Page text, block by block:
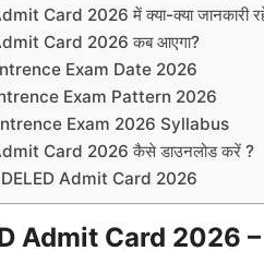
Card 2026 में क्या-क्या जानकारी
Card 2026 कब आएगा?
Exam Date 2026
Exam Pattern 2026
Exam 2026 Syllabus
Card 2026 कैसे डाउनलोड करें ?
DELED Admit Card 2026
Admit Card 2026